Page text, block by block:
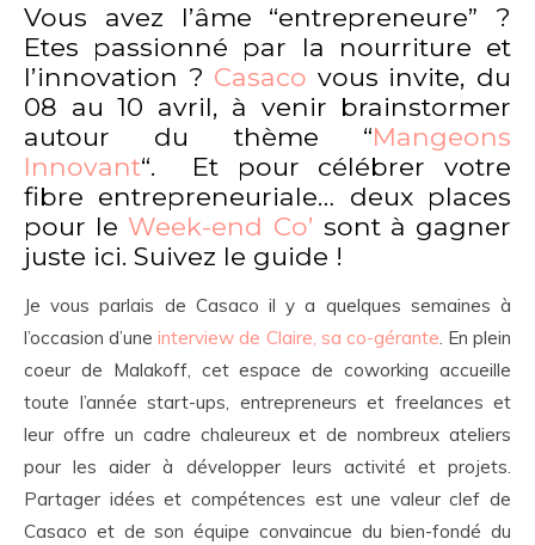
Vous avez l’âme “entrepreneure” ?
Etes passionné par la nourriture et
l’innovation ? Casaco vous invite, du
08 au 10 avril, à venir brainstormer
autour du thème “Mangeons
Innovant“. Et pour célébrer votre
fibre entrepreneuriale… deux places
pour le Week-end Co’ sont à gagner
juste ici. Suivez le guide !
Je vous parlais de Casaco il y a quelques semaines à
l’occasion d’uneinterview de Claire, sa co-gérante. En plein
coeur de Malakoff, cet espace de coworking accueille
toute l’année start-ups, entrepreneurs et freelances et
leur offre un cadre chaleureux et de nombreux ateliers
pour les aider à développer leurs activité et projets.
Partager idées et compétences est une valeur clef de
Casaco et de son équipe convaincue du bien-fondé du